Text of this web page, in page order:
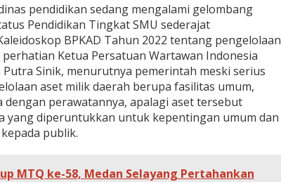
pendidikan sedang mengalami gelombang
Pendidikan Tingkat SMU sederajat
BPKAD Tahun 2022 tentang pengelolaan
Ketua Persatuan Wartawan Indonesia
Putra Sinik, menurutnya pemerintah meski serius
aset milik daerah berupa fasilitas umum,
dengan perawatannya, apalagi aset tersebut
yang diperuntukkan untuk kepentingan umum dan
publik.
MTQ ke-58, Medan Selayang Pertahankan